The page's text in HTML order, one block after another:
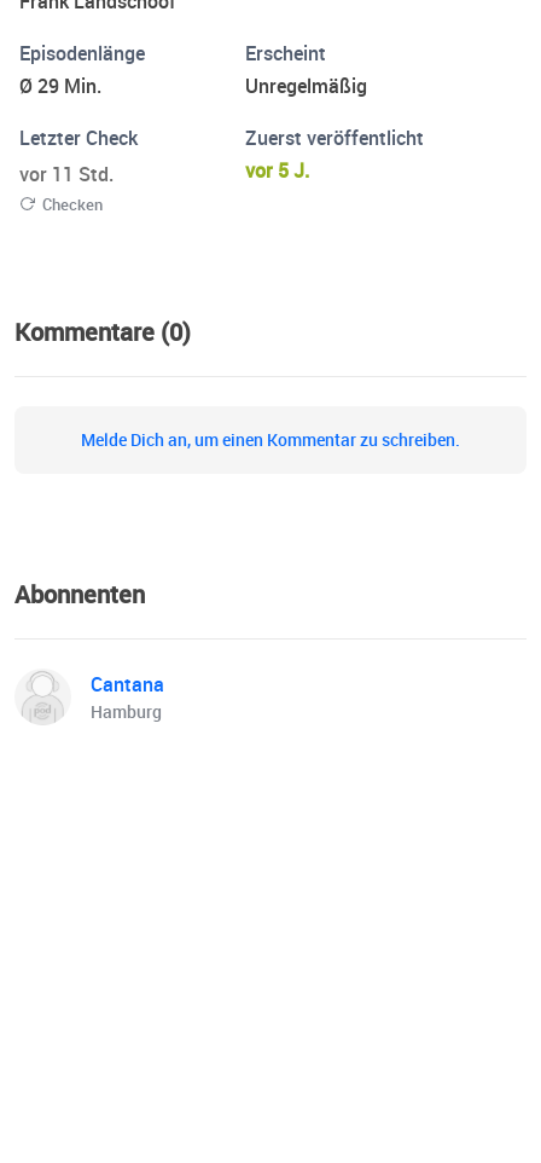
Episodenlänge
Ø 29 Min.
Erscheint
Unregelmäßig
Letzter Check
vor 11 Std.
Checken
Zuerst veröffentlicht
vor 5 J.
Kommentare (0)
Melde Dich an, um einen Kommentar zu schreiben.
Abonnenten
Cantana
Hamburg